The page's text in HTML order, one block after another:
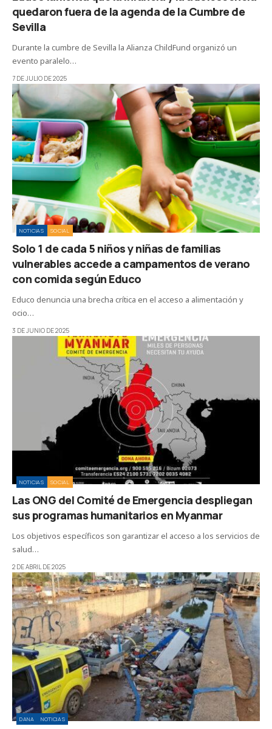
quedaron fuera de la agenda de la Cumbre de
Sevilla
Durante la cumbre de Sevilla la Alianza ChildFund organizó un
evento paralelo…
7 DE JULIO DE 2025
NOTICIAS SOCIAL
Solo 1 de cada 5 niños y niñas de familias
vulnerables accede a campamentos de verano
con comida según Educo
Educo denuncia una brecha crítica en el acceso a alimentación y
ocio…
3 DE JUNIO DE 2025
NOTICIAS SOCIAL
Las ONG del Comité de Emergencia despliegan
sus programas humanitarios en Myanmar
Los objetivos específicos son garantizar el acceso a los servicios de
salud…
2 DE ABRIL DE 2025
DANA NOTICIAS